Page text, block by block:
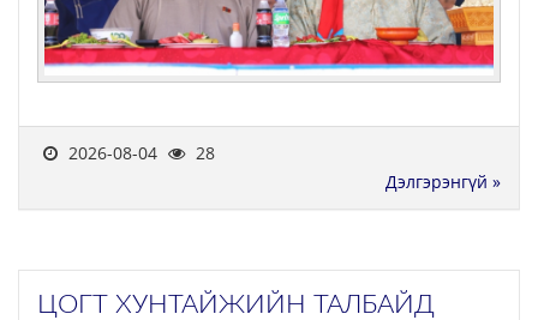
2026-08-04
28
Дэлгэрэнгүй »
ЦОГТ ХУНТАЙЖИЙН ТАЛБАЙД